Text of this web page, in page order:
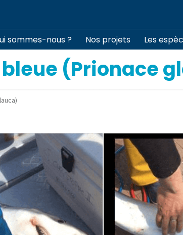
sommes-nous ? Nos projets Les
(Prionace